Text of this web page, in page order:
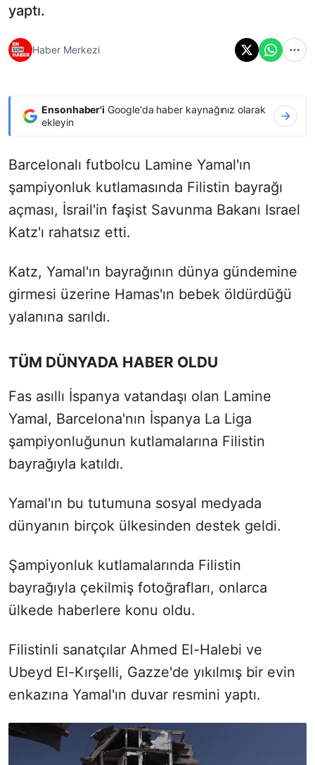
yaptı.
Haber Merkezi
Ensonhaber'i Google'da haber kaynağınız olarak
ekleyin
Barcelonalı futbolcu Lamine Yamal'ın
şampiyonluk kutlamasında Filistin bayrağı
açması, İsrail'in faşist Savunma Bakanı Israel
Katz'ı rahatsız etti.
Katz, Yamal'ın bayrağının dünya gündemine
girmesi üzerine Hamas'ın bebek öldürdüğü
yalanına sarıldı.
TÜM DÜNYADA HABER OLDU
Fas asıllı İspanya vatandaşı olan Lamine
Yamal, Barcelona'nın İspanya La Liga
şampiyonluğunun kutlamalarına Filistin
bayrağıyla katıldı.
Yamal'ın bu tutumuna sosyal medyada
dünyanın birçok ülkesinden destek geldi.
Şampiyonluk kutlamalarında Filistin
bayrağıyla çekilmiş fotoğrafları, onlarca
ülkede haberlere konu oldu.
Filistinli sanatçılar Ahmed El-Halebi ve
Ubeyd El-Kırşelli, Gazze'de yıkılmış bir evin
enkazına Yamal'ın duvar resmini yaptı.